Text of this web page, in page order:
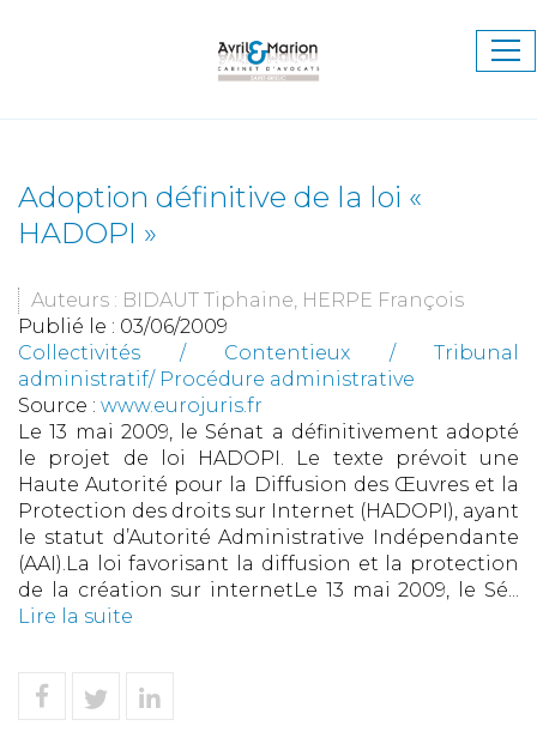
Adoption définitive de la loi «
HADOPI »
Auteurs : BIDAUT Tiphaine, HERPE François
Publié le : 03/06/2009
Collectivités / Contentieux / Tribunal
administratif/ Procédure administrative
Source : www.eurojuris.fr
Le 13 mai 2009, le Sénat a définitivement adopté
le projet de loi HADOPI. Le texte prévoit une
Haute Autorité pour la Diffusion des Œuvres et la
Protection des droits sur Internet (HADOPI), ayant
le statut d’Autorité Administrative Indépendante
(AAI).La loi favorisant la diffusion et la protection
de la création sur internetLe 13 mai 2009, le Sé...
Lire la suite